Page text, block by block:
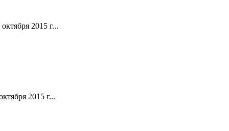
2015 г...
2015 г...